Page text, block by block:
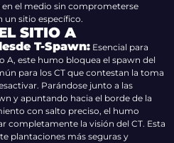
en el medio sin comprometerse
sitio específico.
SITIO A
T-Spawn: Esencial para
A, este humo bloquea el spawn del
para los CT que contestan la toma
Parándose junto a las
y apuntando hacia el borde de la
con salto preciso, el humo
completamente la visión del CT. Esta
plantaciones más seguras y